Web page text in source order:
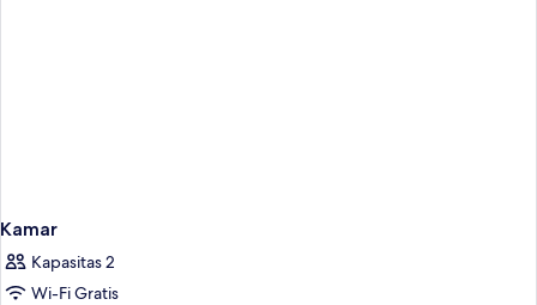
Kamar
Kapasitas 2
Wi-Fi Gratis